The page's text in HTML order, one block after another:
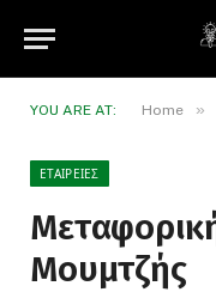
YOU ARE AT: Home »
ΕΤΑΙΡΕΊΕΣ
Μουμτζής